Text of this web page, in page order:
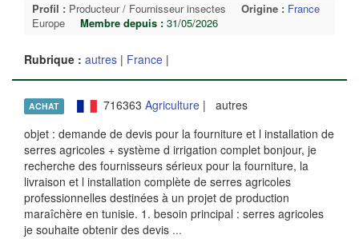
Profil : Producteur / Fournisseur insectes Origine : France
Europe
Membre depuis : 31/05/2026
Rubrique : autres | France |
ACHAT 716363 Agriculture| autres
objet : demande de devis pour la fourniture et l installation de
serres agricoles + système d irrigation complet bonjour, je
recherche des fournisseurs sérieux pour la fourniture, la
livraison et l installation complète de serres agricoles
professionnelles destinées à un projet de production
maraîchère en tunisie. 1. besoin principal : serres agricoles
je souhaite obtenir des devis ...